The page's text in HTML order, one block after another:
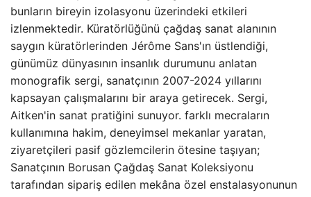
bunların bireyin izolasyonu üzerindeki etkileri
izlenmektedir. Küratörlüğünü çağdaş sanat alanının
saygın küratörlerinden Jérôme Sans'ın üstlendiği,
günümüz dünyasının insanlık durumunu anlatan
monografik sergi, sanatçının 2007-2024 yıllarını
kapsayan çalışmalarını bir araya getirecek. Sergi,
Aitken'in sanat pratiğini sunuyor. farklı mecraların
kullanımına hakim, deneyimsel mekanlar yaratan,
ziyaretçileri pasif gözlemcilerin ötesine taşıyan;
Sanatçının Borusan Çağdaş Sanat Koleksiyonu
tarafından sipariş edilen mekâna özel enstalasyonunun